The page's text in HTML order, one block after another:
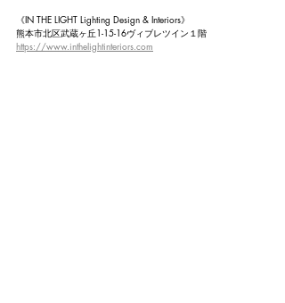
《IN THE LIGHT Lighting Design & Interiors》
熊本市北区武蔵ヶ丘1-15-16ヴィブレツイン１階
https://www.inthelightinteriors.com